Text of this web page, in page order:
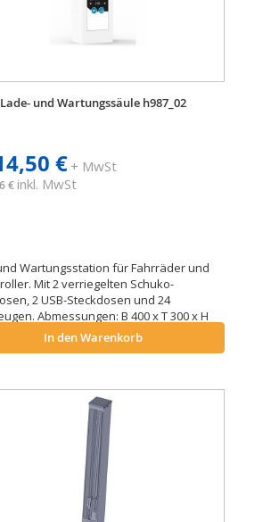
und Wartungssäule h987_02
€+ MwSt
€ inkl. MwSt
Wartungsstation für Fahrräder und
Mit 2 verriegelten Schuko-
2 USB-Steckdosen und 24
Abmessungen: B 400 x T 300 x H
In den Warenkorb